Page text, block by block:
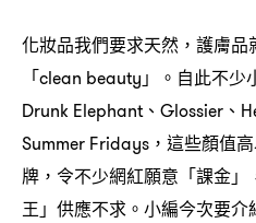
化妝品我們要求天然 ， 護膚品
「clean beauty 」。自此不少
Drunk Elephant、 Glossier 、
Summer Fridays， 這些顏值
牌 ， 令不少網紅願意「課金」
王」供應不求。小編今次要介